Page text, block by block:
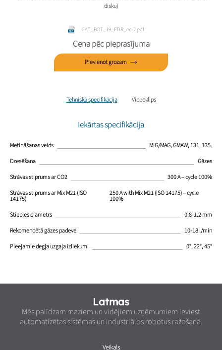
disku)
Cena pēc pieprasījuma
CAT_BOT_19_EDR_en-2.pdf
Pievienot grozam
Tehniskā specifikācija Videoklips
Iekārtas specifikācija
Metināšanas veids
MIG/MAG, GMAW, 131, 135.
Dzesēšana
Gāzes
Strāvas stiprums ar CO2
300 A – cycle 100%
Strāvas stiprums ar Mix M21 (ISO
14175)
250 A with Mix M21 (ISO 14175) – cycle
100%
Stieples diametrs
0.8-1.2 mm
Rekomendētā gāzes padeve
10-18 l/min
Pieejamie degļa uzgaļa izliekumi
0°, 22°, 45°
Latmas
Mēs palīdzam maziem un vidējiem uzņēmumiem ieviest
automatizētas sistēmas un industriālos robotus ražošanā.
Veikals